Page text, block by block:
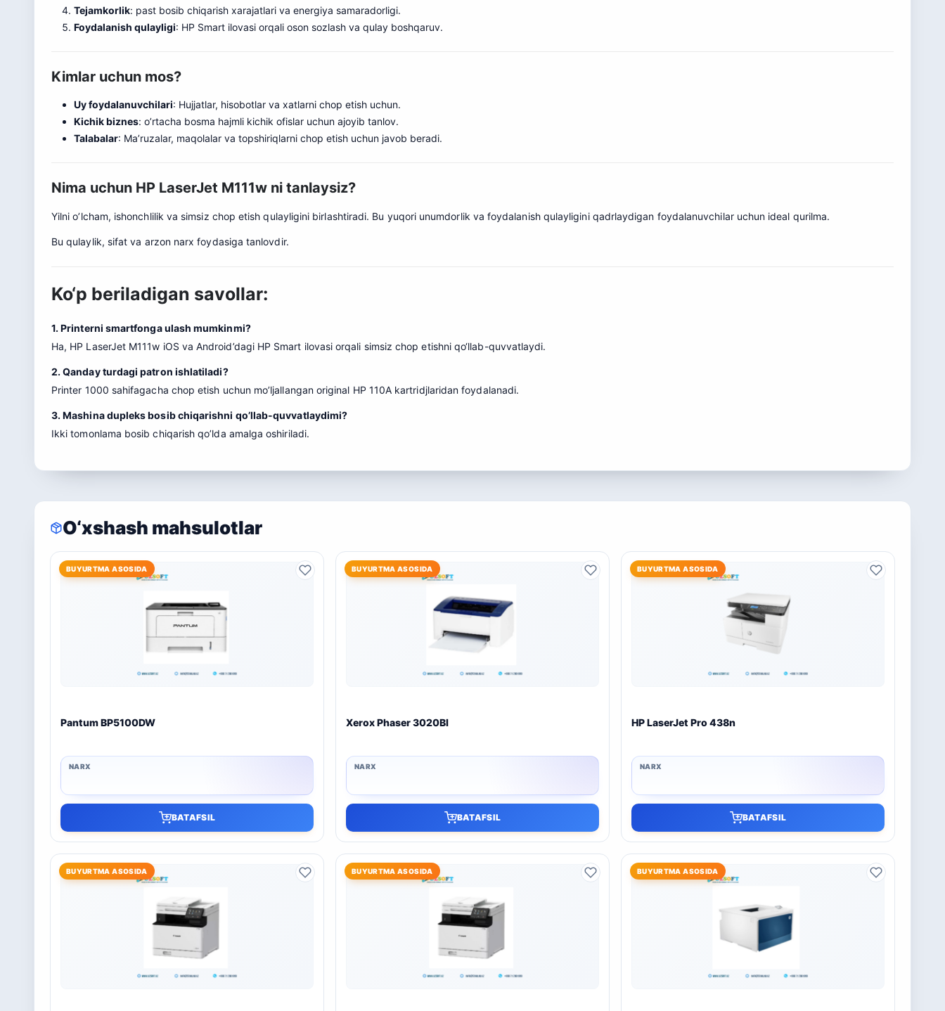
Tejamkorlik: past bosib chiqarish xarajatlari va energiya samaradorligi.
Foydalanish qulayligi: HP Smart ilovasi orqali oson sozlash va qulay boshqaruv.
Kimlar uchun mos?
Uy foydalanuvchilari: Hujjatlar, hisobotlar va xatlarni chop etish uchun.
Kichik biznes: o’rtacha bosma hajmli kichik ofislar uchun ajoyib tanlov.
Talabalar: Ma’ruzalar, maqolalar va topshiriqlarni chop etish uchun javob beradi.
Nima uchun HP LaserJet M111w ni tanlaysiz?
Yilni o’lcham, ishonchlilik va simsiz chop etish qulayligini birlashtiradi. Bu yuqori unumdorlik va foydalanish qulayligini qadrlaydigan foydalanuvchilar uchun ideal qurilma.
Bu qulaylik, sifat va arzon narx foydasiga tanlovdir.
Ko‘p beriladigan savollar:
1. Printerni smartfonga ulash mumkinmi?
Ha, HP LaserJet M111w iOS va Android’dagi HP Smart ilovasi orqali simsiz chop etishni qo‘llab-quvvatlaydi.
2. Qanday turdagi patron ishlatiladi?
Printer 1000 sahifagacha chop etish uchun mo’ljallangan original HP 110A kartridjlaridan foydalanadi.
3. Mashina dupleks bosib chiqarishni qo’llab-quvvatlaydimi?
Ikki tomonlama bosib chiqarish qo’lda amalga oshiriladi.
O‘xshash mahsulotlar
BUYURTMA ASOSIDA
Pantum BP5100DW
BATAFSIL
BUYURTMA ASOSIDA
Xerox Phaser 3020BI
BATAFSIL
BUYURTMA ASOSIDA
HP LaserJet Pro 438n
BATAFSIL
BUYURTMA ASOSIDA BUYURTMA ASOSIDA BUYURTMA ASOSIDA